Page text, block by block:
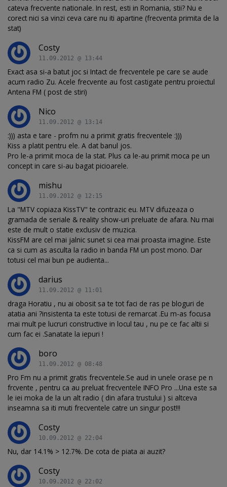
cateva frecvente nationale. In rest, esti in Romania, stii? Nu e
corect nici sa vinzi ceva care nu iti apartine (frecventa primita de la
stat)
Costy
11.09.2012 @ 13:44
Exact asa si-a batut joc si Intact de frecventele pe care se aude
acum radio Zu. Acele frecvente au fost castigate pentru proiectul
Antena FM ( post de stiri)
Nico
11.09.2012 @ 13:14
:))) asta e tare - profm nu a primit gratis frecventele :)))
Kiss a platit pentru ele. A dat banul jos.
Pro le-a primit moca de la stat. Plus ca le-au primit moca pe un
concept in care si-au bagat picioarele.
mishu
11.09.2012 @ 12:15
La "MTV copiaza KissTV" te contrazic eu. MTV difuzeaza o
gramada de seriale & reality show-uri preluate de afara. Nu mai
este de mult o statie exclusiv de muzica.
KissFM are cel mai jalnic sunet si cea mai proasta imagine. Este
ca si cum as asculta la radio in banda FM un post mono. Dar
totusi cel mai bun pe audienta...
darius
11.09.2012 @ 11:01
draga Horatiu , nu ai obosit sa te tot faci de ras pe bloguri de
atatia ani ?insistenta ta este totusi de remarcat .Eu m-as focusa
mai mult pe lucruri constructive in locul tau , nu pe ce fac altii si
cum fac ei .Sanatate la iepuri !
boro
11.09.2012 @ 08:48
Pro Fm nu a primit gratis frecventele.Se aud in unele orase pe n
frcvente , pentru ca au preluat frecventele INFO Pro ...Una este sa
le iei moka de la un alt radio ( din afara trustului ) si altceva
inseamna sa iti muti frecventele catre un singur post!!!
Costy
10.09.2012 @ 22:04
Nu, dar 14.1% > 12.7%. De cota de piata ai auzit?
Costy
10.09.2012 @ 22:02